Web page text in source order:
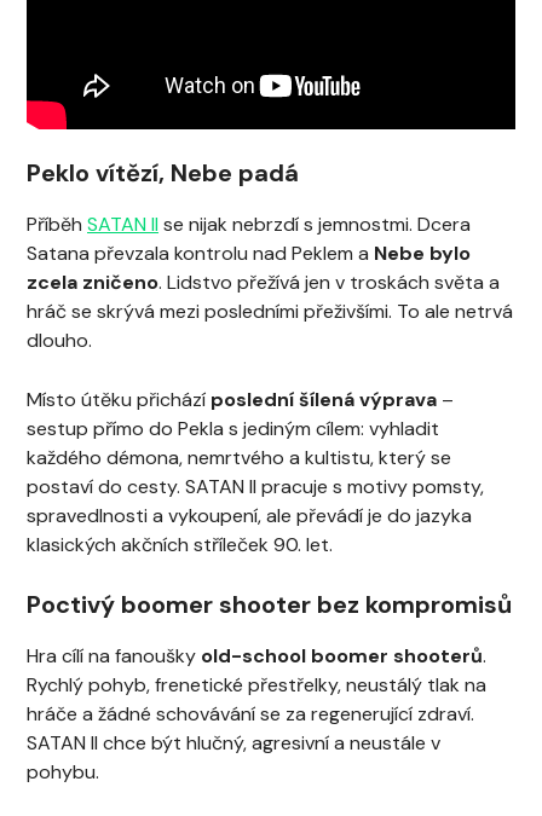
Peklo vítězí, Nebe padá
Příběh SATAN IIse nijak nebrzdí s jemnostmi. Dcera
Satana převzala kontrolu nad Peklem a Nebe bylo
zcela zničeno. Lidstvo přežívá jen v troskách světa a
hráč se skrývá mezi posledními přeživšími. To ale netrvá
dlouho.
Místo útěku přichází poslední šílená výprava –
sestup přímo do Pekla s jediným cílem: vyhladit
každého démona, nemrtvého a kultistu, který se
postaví do cesty. SATAN II pracuje s motivy pomsty,
spravedlnosti a vykoupení, ale převádí je do jazyka
klasických akčních stříleček 90. let.
Poctivý boomer shooter bez kompromisů
Hra cílí na fanoušky old-school boomer shooterů.
Rychlý pohyb, frenetické přestřelky, neustálý tlak na
hráče a žádné schovávání se za regenerující zdraví.
SATAN II chce být hlučný, agresivní a neustále v
pohybu.